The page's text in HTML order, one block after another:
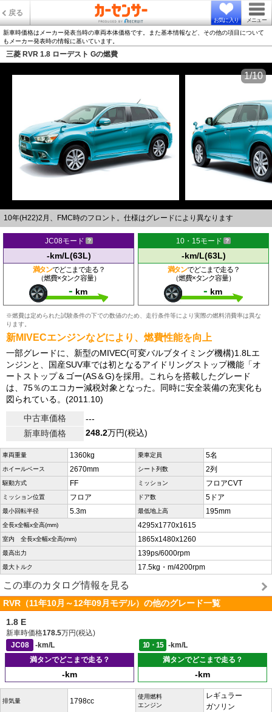
戻る
お気に入り メニュー
新車時価格はメーカー発表当時の車両本体価格です。また基本情報など、その他の項目について
もメーカー発表時の情報に基いています。
三菱 RVR 1.8 ローデスト Gの燃費
10年(H22)2月、FMC時のフロント。仕様はグレードにより異なります
1/10
JC08モード
-km/L(63L)
満タンでどこまで走る？
（燃費×タンク容量）
- km
10・15モード
-km/L(63L)
満タンでどこまで走る？
（燃費×タンク容量）
- km
※燃費は定められた試験条件の下での数値のため、走行条件等により実際の燃料消費率は異な
ります。
新MIVECエンジンなどにより、燃費性能を向上
一部グレードに、新型のMIVEC(可変バルブタイミング機構)1.8Lエ
ンジンと、国産SUV車では初となるアイドリングストップ機能「オ
ートストップ＆ゴー(AS＆G)を採用。これらを搭載したグレード
は、75％のエコカー減税対象となった。同時に安全装備の充実化も
図られている。(2011.10)
中古車価格
---
新車時価格
248.2万円(税込)
車両重量 1360kg 乗車定員 5名
ホイールベース 2670mm シート列数 2列
駆動方式 FF ミッション フロアCVT
ミッション位置 フロア ドア数 5ドア
最小回転半径 5.3m 最低地上高 195mm
全長x全幅x全高(mm) 4295x1770x1615
室内 全長x全幅x全高(mm) 1865x1480x1260
最高出力 139ps/6000rpm
最大トルク 17.5kg・m/4200rpm
この車のカタログ情報を見る
RVR（11年10月～12年09月モデル）の他のグレード一覧
1.8 E
新車時価格178.5万円(税込)
JC08
-km/L 10・15
-km/L
満タンでどこまで走る？
-km
満タンでどこまで走る？
-km
排気量 1798cc
使用燃料
エンジン
レギュラー
ガソリン